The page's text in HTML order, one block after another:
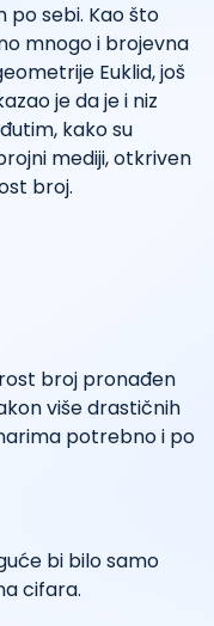
po sebi. Kao što
mnogo i brojevna
Euklid, još
je da je i niz
kako su
mediji, otkriven
broj.
broj pronađen
više drastičnih
potrebno i po
bi bilo samo
cifara.